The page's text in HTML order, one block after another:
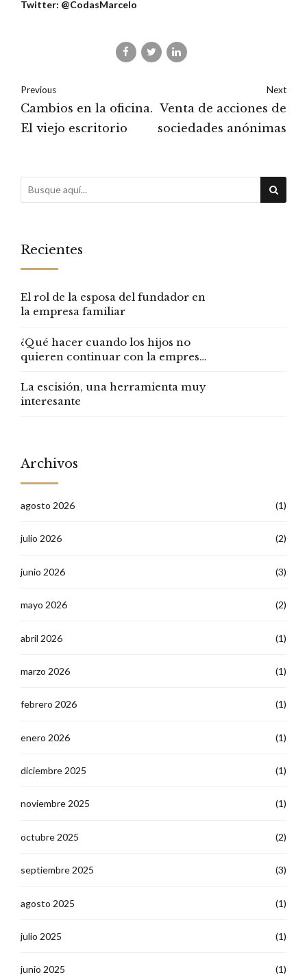
Twitter: @CodasMarcelo
Previous
Cambios en la oficina.
El viejo escritorio
Next
Venta de acciones de
sociedades anónimas
Recientes
El rol de la esposa del fundador en
la empresa familiar
¿Qué hacer cuando los hijos no
quieren continuar con la empresa
La escisión, una herramienta muy
interesante
Archivos
agosto 2026 (1)
julio 2026 (2)
junio 2026 (3)
mayo 2026 (2)
abril 2026 (1)
marzo 2026 (1)
febrero 2026 (1)
enero 2026 (1)
diciembre 2025 (1)
noviembre 2025 (1)
octubre 2025 (2)
septiembre 2025 (3)
agosto 2025 (1)
julio 2025 (1)
junio 2025 (1)